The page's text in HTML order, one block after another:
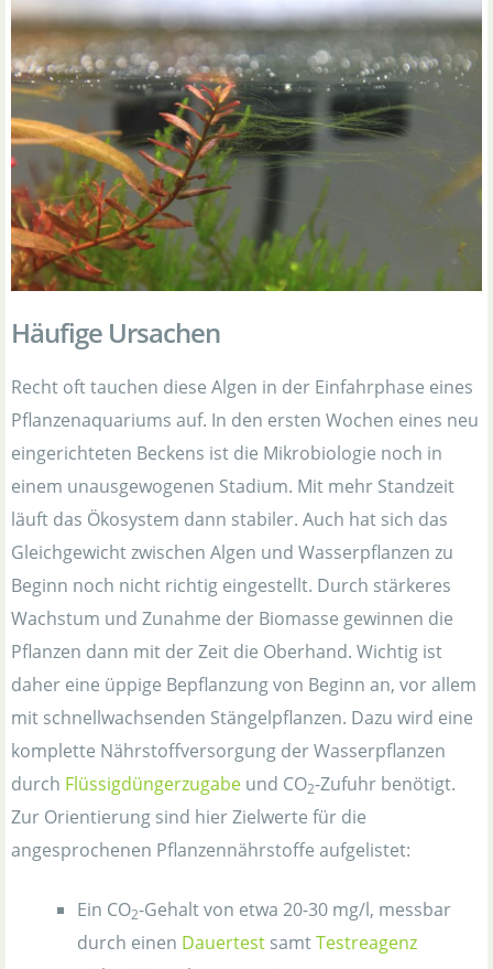
Häufige Ursachen
Recht oft tauchen diese Algen in der Einfahrphase eines
Pflanzenaquariums auf. In den ersten Wochen eines neu
eingerichteten Beckens ist die Mikrobiologie noch in
einem unausgewogenen Stadium. Mit mehr Standzeit
läuft das Ökosystem dann stabiler. Auch hat sich das
Gleichgewicht zwischen Algen und Wasserpflanzen zu
Beginn noch nicht richtig eingestellt. Durch stärkeres
Wachstum und Zunahme der Biomasse gewinnen die
Pflanzen dann mit der Zeit die Oberhand. Wichtig ist
daher eine üppige Bepflanzung von Beginn an, vor allem
mit schnellwachsenden Stängelpflanzen. Dazu wird eine
komplette Nährstoffversorgung der Wasserpflanzen
durch Flüssigdüngerzugabe und CO2-Zufuhr benötigt.
Zur Orientierung sind hier Zielwerte für die
angesprochenen Pflanzennährstoffe aufgelistet:
Ein CO2-Gehalt von etwa 20-30 mg/l, messbar
durch einen Dauertest samtTestreagenz